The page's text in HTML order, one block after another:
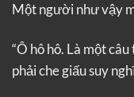
Một người như vậy
“Ô hô hô. Là một
phải che giấu suy